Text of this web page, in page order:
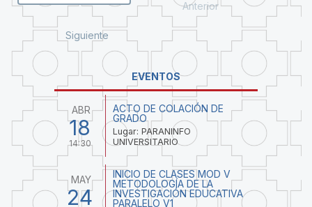
Anterior
Siguiente
EVENTOS
ABR
18
14:30
ACTO DE COLACIÓN DE
GRADO
Lugar: PARANINFO
UNIVERSITARIO
MAY
24
INICIO DE CLASES MOD V
METODOLOGÍA DE LA
INVESTIGACIÓN EDUCATIVA
PARALELO V1